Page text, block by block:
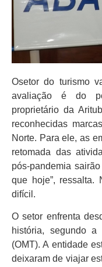
Osetor do turismo
avaliação é do
proprietário da
reconhecidas
Norte. Para ele, as
retomada das
pós-pandemia
que hoje”, ressalta.
difícil.
O setor enfrenta
história, segundo a
(OMT). A entidade
deixaram de viajar